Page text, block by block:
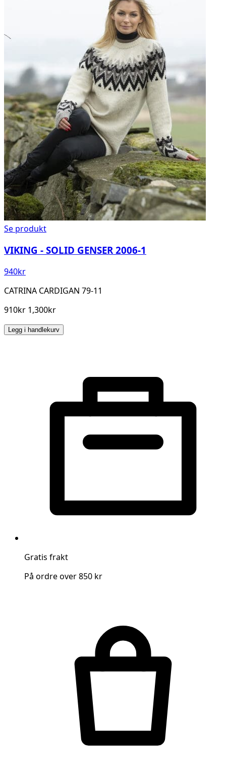
Se produkt
VIKING - SOLID GENSER 2006-1
940kr
CATRINA CARDIGAN 79-11
910kr 1,300kr
Legg i handlekurv
Gratis frakt
På ordre over 850 kr